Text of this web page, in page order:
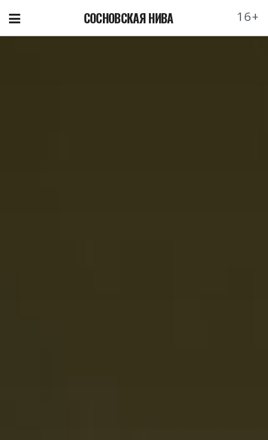
СОСНОВСКАЯ НИВА 16+